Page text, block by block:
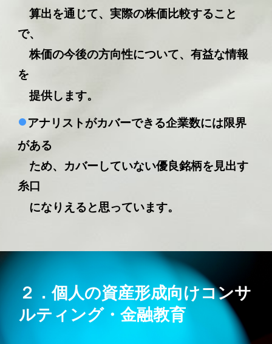
算出を通じて、実際の株価比較すること
で、
株価の今後の方向性について、有益な情報
を
提供します。
•アナリストがカバーできる企業数には限界
がある
ため、カバーしていない優良銘柄を見出す
糸口
になりえると思っています。
２．個人の資産形成向けコンサ
ルティング・金融教育